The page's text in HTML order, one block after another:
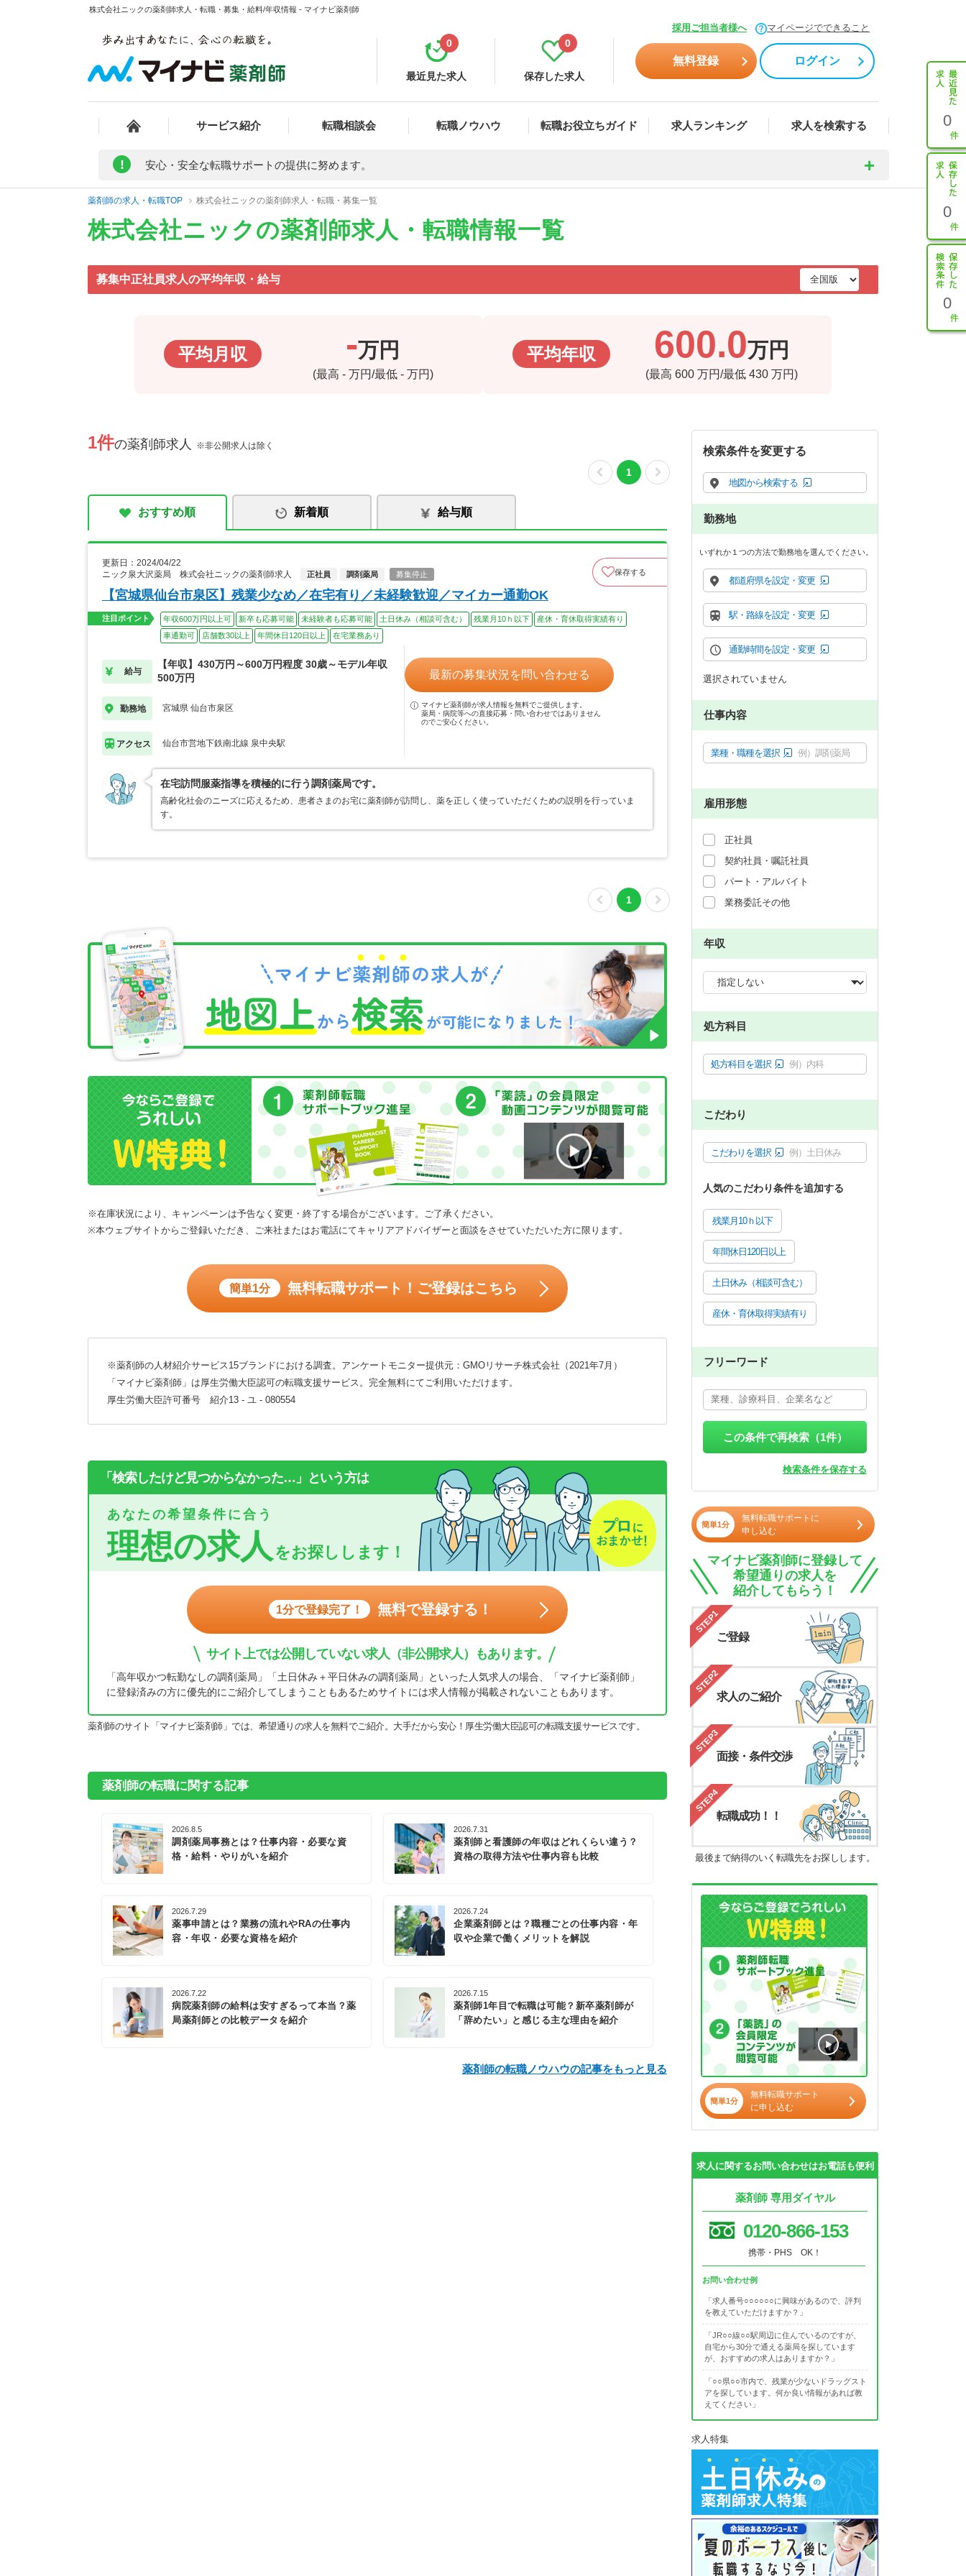
株式会社ニックの薬剤師求人・転職・募集・給料/年収情報 - マイナビ薬剤師
採用ご担当者様へ マイページでできること
最近見た求人
0
保存した求人
0
無料登録 ログイン
サービス紹介 転職相談会 転職ノウハウ 転職お役立ちガイド 求人ランキング 求人を検索する 0
0
0
! 安心・安全な転職サポートの提供に努めます。
薬剤師の求人・転職TOP 株式会社ニックの薬剤師求人・転職・募集一覧
株式会社ニックの薬剤師求人・転職情報一覧
募集中正社員求人の平均年収・給与
平均月収 -万円
(最高 - 万円/最低 - 万円)
平均年収 600.0万円
(最高 600 万円/最低 430 万円)
1件の薬剤師求人 ※非公開求人は除く
1
おすすめ順 新着順 給与順
更新日：2024/04/22
ニック泉大沢薬局 株式会社ニックの薬剤師求人
正社員 調剤薬局 募集停止 保存する
【宮城県仙台市泉区】残業少なめ／在宅有り／未経験歓迎／マイカー通勤OK
注目ポイント 年収600万円以上可 新卒も応募可能 未経験者も応募可能 土日休み（相談可含む） 残業月10ｈ以下
産休・育休取得実績有り
車通勤可
店舗数30以上 年間休日120日以上 在宅業務あり
給与
【年収】430万円～600万円程度 30歳～モデル年収
500万円
勤務地 宮城県 仙台市泉区
アクセス 仙台市営地下鉄南北線 泉中央駅
最新の募集状況を問い合わせる
マイナビ薬剤師が求人情報を無料でご提供します。
薬局・病院等への直接応募・問い合わせではありません
のでご安心ください。
在宅訪問服薬指導を積極的に行う調剤薬局です。
高齢化社会のニーズに応えるため、患者さまのお宅に薬剤師が訪問し、薬を正しく使っていただくための説明を行っていま
す。
1
※在庫状況により、キャンペーンは予告なく変更・終了する場合がございます。ご了承ください。
※本ウェブサイトからご登録いただき、ご来社またはお電話にてキャリアアドバイザーと面談をさせていただいた方に限ります。
簡単1分 無料転職サポート！ご登録はこちら
※薬剤師の人材紹介サービス15ブランドにおける調査。アンケートモニター提供元：GMOリサーチ株式会社（2021年7月）
「マイナビ薬剤師」は厚生労働大臣認可の転職支援サービス。完全無料にてご利用いただけます。
厚生労働大臣許可番号 紹介13 - ユ - 080554
「検索したけど見つからなかった…」という方は
あなたの希望条件に合う
理想の求人をお探しします！
1分で登録完了！ 無料で登録する！
サイト上では公開していない求人（非公開求人）もあります。
「高年収かつ転勤なしの調剤薬局」「土日休み＋平日休みの調剤薬局」といった人気求人の場合、「マイナビ薬剤師」
に登録済みの方に優先的にご紹介してしまうこともあるためサイトには求人情報が掲載されないこともあります。
薬剤師のサイト「マイナビ薬剤師」では、希望通りの求人を無料でご紹介。大手だから安心！厚生労働大臣認可の転職支援サービスです。
薬剤師の転職に関する記事
2026.8.5
調剤薬局事務とは？仕事内容・必要な資
格・給料・やりがいを紹介
2026.7.31
薬剤師と看護師の年収はどれくらい違う？
資格の取得方法や仕事内容も比較
2026.7.29
薬事申請とは？業務の流れやRAの仕事内
容・年収・必要な資格を紹介
2026.7.24
企業薬剤師とは？職種ごとの仕事内容・年
収や企業で働くメリットを解説
2026.7.22
病院薬剤師の給料は安すぎるって本当？薬
局薬剤師との比較データを紹介
2026.7.15
薬剤師1年目で転職は可能？新卒薬剤師が
「辞めたい」と感じる主な理由を紹介
薬剤師の転職ノウハウの記事をもっと見る
検索条件を変更する
地図から検索する
勤務地
いずれか１つの方法で勤務地を選んでください。
都道府県を設定・変更
駅・路線を設定・変更
通勤時間を設定・変更
選択されていません
仕事内容
業種・職種を選択 例）調剤薬局
雇用形態
正社員
契約社員・嘱託社員
パート・アルバイト
業務委託その他
年収
処方科目
処方科目を選択 例）内科
こだわり
こだわりを選択 例）土日休み
人気のこだわり条件を追加する
残業月10ｈ以下
年間休日120日以上
土日休み（相談可含む）
産休・育休取得実績有り
フリーワード
この条件で再検索（1件）
検索条件を保存する
簡単1分
無料転職サポートに
申し込む
マイナビ薬剤師に登録して
希望通りの求人を
紹介してもらう！
STEP1
ご登録
STEP2
求人のご紹介
STEP3
面接・条件交渉
STEP4
転職成功！！
最後まで納得のいく転職先をお探しします。
簡単1分
無料転職サポート
に申し込む
求人に関するお問い合わせはお電話も便利
薬剤師 専用ダイヤル
0120-866-153
携帯・PHS OK！
お問い合わせ例
「求人番号○○○○○○に興味があるので、評判
を教えていただけますか？」
「JR○○線○○駅周辺に住んでいるのですが、
自宅から30分で通える薬局を探しています
が、おすすめの求人はありますか？」
「○○県○○市内で、残業が少ないドラッグスト
アを探しています。何か良い情報があれば教
えてください」
求人特集